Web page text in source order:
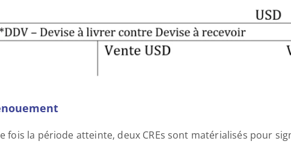
fois la période atteinte, deux CREs sont matérialisés pour